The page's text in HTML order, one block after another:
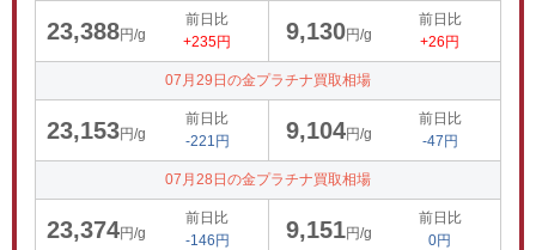
23,388円/g
前日比
+235円
9,130円/g
前日比
+26円
07月29日の金プラチナ買取相場
23,153円/g
前日比
-221円
9,104円/g
前日比
-47円
07月28日の金プラチナ買取相場
23,374円/g
前日比
-146円
9,151円/g
前日比
0円